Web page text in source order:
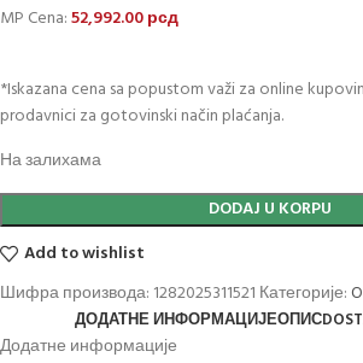
MP Cena:52,992.00рсд
*Iskazana cena sa popustom važi za online
prodavnici za gotovinski način plaćanja.
На залихама
DODAJ U KORPU
Add to wishlist
Шифра производа: 1282025311521 Категорије:
ДОДАТНЕ ИНФОРМАЦИЈЕОПИС
Додатне информације